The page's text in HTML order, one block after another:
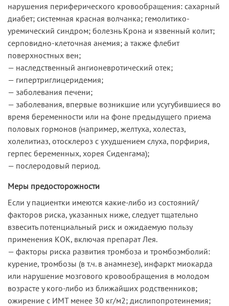
нарушения периферического кровообращения: сахарный
диабет; системная красная волчанка; гемолитико-
уремический синдром; болезнь Крона и язвенный колит;
серповидно-клеточная анемия; а также флебит
поверхностных вен;
— наследственный ангионевротический отек;
— гипертриглицеридемия;
— заболевания печени;
— заболевания, впервые возникшие или усугубившиеся во
время беременности или на фоне предыдущего приема
половых гормонов (например, желтуха, холестаз,
холелитиаз, отосклероз с ухудшением слуха, порфирия,
герпес беременных, хорея Сиденгама);
— послеродовый период.
Меры предосторожности
Если у пациентки имеются какие-либо из состояний/
факторов риска, указанных ниже, следует тщательно
взвесить потенциальный риск и ожидаемую пользу
применения КОК, включая препарат Лея.
— факторы риска развития тромбоза и тромбоэмболий:
курение, тромбозы (в т.ч. в анамнезе), инфаркт миокарда
или нарушение мозгового кровообращения в молодом
возрасте у кого-либо из ближайших родственников;
ожирение с ИМТ менее 30 кг/м2; дислипопротеинемия;